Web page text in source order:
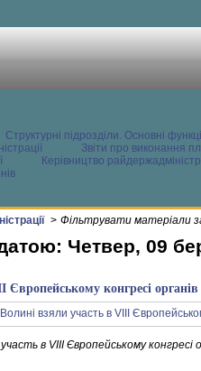
Структурні підрозділи. Основні
Звіти про виконання
Керівництво
> Фільтрувати матеріали
Четвер, 09
конгресі
в VIII Європейському конгресі